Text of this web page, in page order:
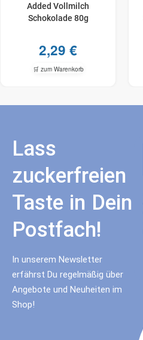
Added Vollmilch
Schokolade 80g
2,29 €
🛒 zum Warenkorb
Lass
zuckerfreien
Taste in Dein
Postfach!
In unserem Newsletter
erfährst Du regelmäßig über
Angebote und Neuheiten im
Shop!